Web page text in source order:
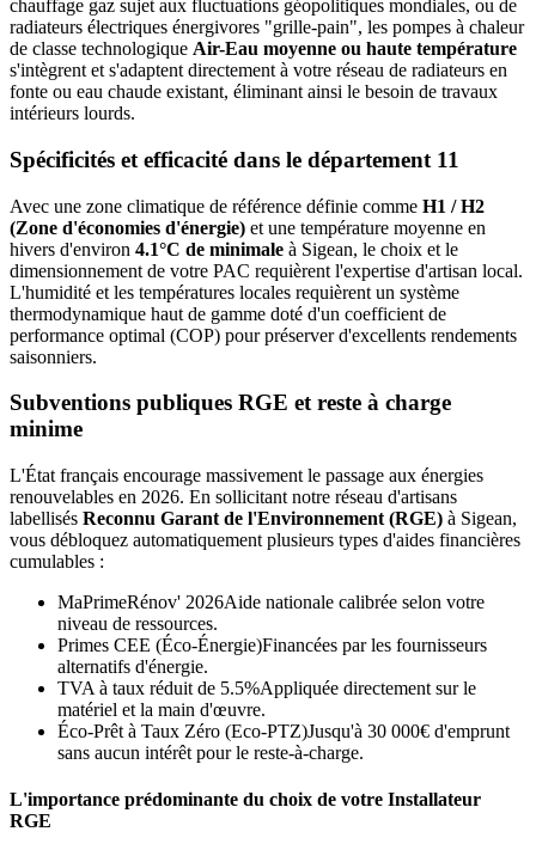
chauffage gaz sujet aux fluctuations géopolitiques mondiales, ou de
radiateurs électriques énergivores "grille-pain", les pompes à chaleur
de classe technologique Air-Eau moyenne ou haute température
s'intègrent et s'adaptent directement à votre réseau de radiateurs en
fonte ou eau chaude existant, éliminant ainsi le besoin de travaux
intérieurs lourds.
Spécificités et efficacité dans le département 11
Avec une zone climatique de référence définie comme H1 / H2
(Zone d'économies d'énergie) et une température moyenne en
hivers d'environ 4.1°C de minimale à Sigean, le choix et le
dimensionnement de votre PAC requièrent l'expertise d'artisan local.
L'humidité et les températures locales requièrent un système
thermodynamique haut de gamme doté d'un coefficient de
performance optimal (COP) pour préserver d'excellents rendements
saisonniers.
Subventions publiques RGE et reste à charge
minime
L'État français encourage massivement le passage aux énergies
renouvelables en 2026. En sollicitant notre réseau d'artisans
labellisés Reconnu Garant de l'Environnement (RGE) à Sigean,
vous débloquez automatiquement plusieurs types d'aides financières
cumulables :
MaPrimeRénov' 2026Aide nationale calibrée selon votre
niveau de ressources.
Primes CEE (Éco-Énergie)Financées par les fournisseurs
alternatifs d'énergie.
TVA à taux réduit de 5.5%Appliquée directement sur le
matériel et la main d'œuvre.
Éco-Prêt à Taux Zéro (Eco-PTZ)Jusqu'à 30 000€ d'emprunt
sans aucun intérêt pour le reste-à-charge.
L'importance prédominante du choix de votre Installateur
RGE